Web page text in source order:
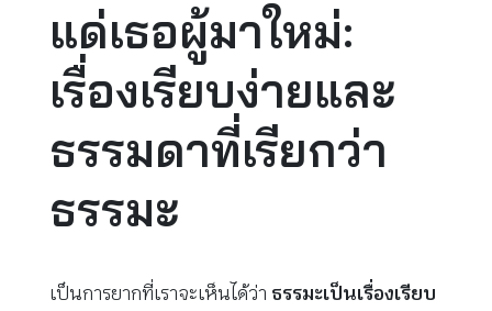
แด่เธอผู้มาใหม่:
เรื่องเรียบง่ายและ
ธรรมดาที่เรียกว่า
ธรรมะ
เป็นการยากที่เราจะเห็นได้ว่า ธรรมะเป็นเรื่องเรียบ